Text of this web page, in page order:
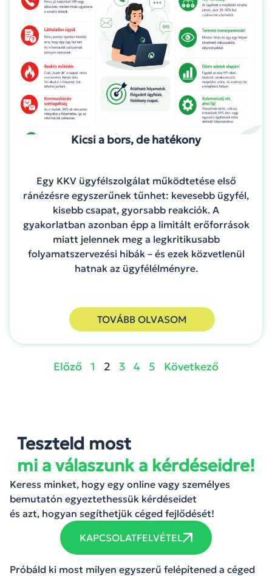
Kicsi a bors, de hatékony
Egy KKV ügyfélszolgálat működtetése első
ránézésre egyszerűnek tűnhet: kevesebb ügyfél,
kisebb csapat, gyorsabb reakciók. A
gyakorlatban azonban épp a limitált erőforrások
miatt jelennek meg a legkritikusabb
folyamatszervezési hibák – és ezek közvetlenül
hatnak az ügyfélélményre.
TOVÁBB OLVASOM
Előző 1 2 3 4 5 Következő
Teszteld most
mi a válaszunk a kérdéseidre!
Keress minket, hogy egy online vagy személyes
bemutatón egyeztethessük kérdéseidet
és azt, hogyan segíthetjük céged fejlődését!
KAPCSOLATFELVÉTEL
Próbáld ki most milyen egyszerű felépítened a céged